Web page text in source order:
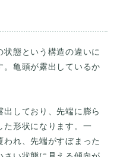
態という構造の違いに
。亀頭が露出しているか
しており、先端に膨ら
た形状になります。一
れ、先端がすぼまった